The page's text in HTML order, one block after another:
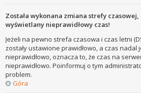
Została wykonana zmiana strefy
wyświetlany nieprawidłowy czas!
Jeżeli na pewno strefa czasowa i czas letni
zostały ustawione prawidłowo, a czas nadal
nieprawidłowo, oznacza to, że czas na
nieprawidłowo. Poinformuj o tym
problem.
Góra